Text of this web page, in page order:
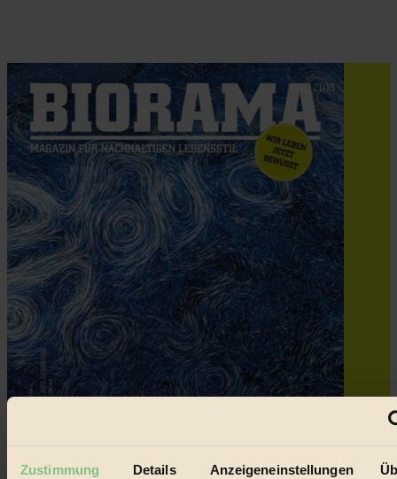
Zustimmung Details Anzeigeneinstellungen